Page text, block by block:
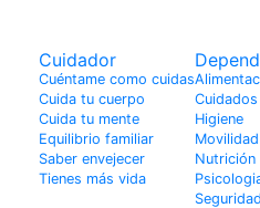
Cuidador
Cuéntame como cuidas
Cuida tu cuerpo
Cuida tu mente
Equilibrio familiar
Saber envejecer
Tienes más vida
Higiene
Movilidad
Nutrición
Seguridad